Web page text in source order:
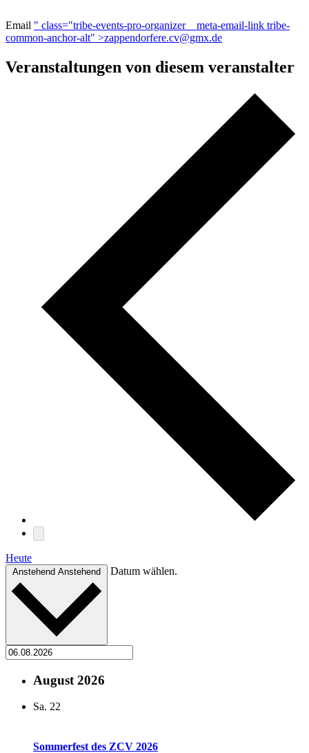
Email " class="tribe-events-pro-organizer__meta-email-link tribe-
common-anchor-alt" >zappendorfere.cv@gmx.de
Veranstaltungen von diesem veranstalter
Heute
Anstehend Anstehend Datum wählen.
August 2026
Sa. 22
Sommerfest des ZCV 2026